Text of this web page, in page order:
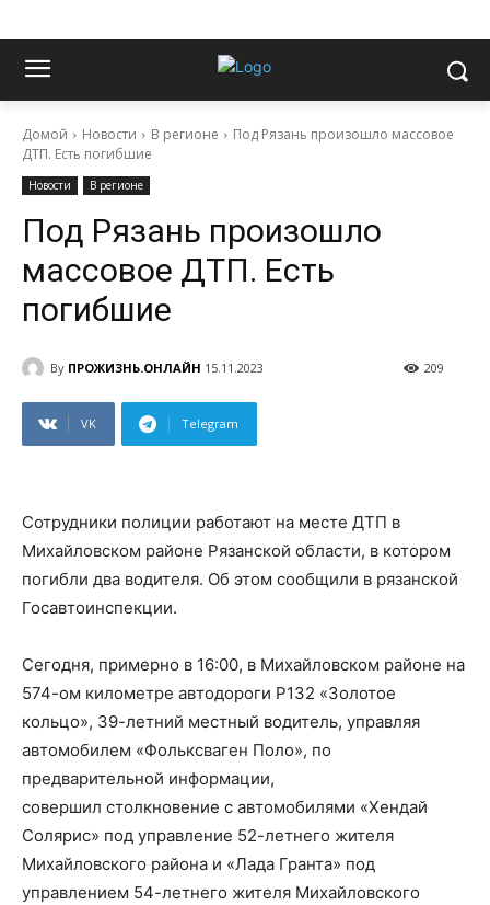
Домой Новости В регионе
Под Рязань произошло массовое
ДТП. Есть погибшие
Новости В регионе
Под Рязань произошло
массовое ДТП. Есть
погибшие
By ПРОЖИЗНЬ.ОНЛАЙН 15.11.2023 209
VK Telegram
Сотрудники полиции работают на месте ДТП в
Михайловском районе Рязанской области, в котором
погибли два водителя. Об этом сообщили в рязанской
Госавтоинспекции.
Сегодня, примерно в 16:00, в Михайловском районе на
574-ом километре автодороги Р132 «Золотое
кольцо», 39-летний местный водитель, управляя
автомобилем «Фольксваген Поло», по
предварительной информации,
совершил столкновение с автомобилями «Хендай
Солярис» под управление 52-летнего жителя
Михайловского района и «Лада Гранта» под
управлением 54-летнего жителя Михайловского